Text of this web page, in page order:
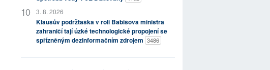
3. 8. 2026
Klausův podržtaška v roli Babišova ministra
zahraničí tají úzké technologické propojení se
spřízněným dezinformačním zdrojem 3486